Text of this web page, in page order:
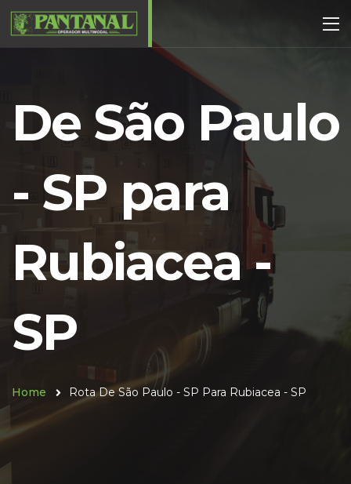
De São Paulo
- SP para
Rubiacea -
SP
Home Rota De São Paulo - SP Para Rubiacea - SP